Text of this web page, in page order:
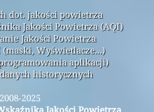
dot. jakości powietrza
Jakości Powietrza (AQI)
Jakości Powietrza
Wyświetlacze...)
aplikacji)
historycznych
2025